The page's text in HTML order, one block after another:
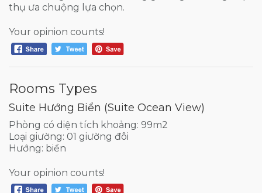
thụ ưa chuộng lựa chọn.
Your opinion counts!
Rooms Types
Suite Hướng Biển (Suite Ocean View)
Phòng có diện tích khoảng: 99m2
Loại giường: 01 giường đôi
Hướng: biển
Your opinion counts!